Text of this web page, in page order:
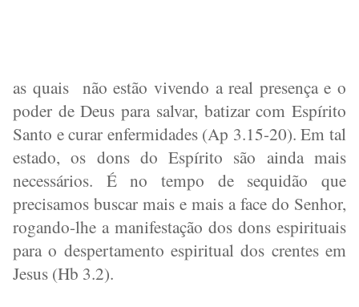
as quais não estão vivendo a real presença e o
poder de Deus para salvar, batizar com Espírito
Santo e curar enfermidades (Ap 3.15-20). Em tal
estado, os dons do Espírito são ainda mais
necessários. É no tempo de sequidão que
precisamos buscar mais e mais a face do Senhor,
rogando-lhe a manifestação dos dons espirituais
para o despertamento espiritual dos crentes em
Jesus (Hb 3.2).